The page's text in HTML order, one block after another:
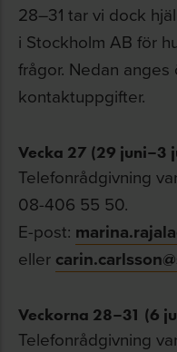
28–31 tar vi dock
i Stockholm AB för
frågor. Nedan
kontaktuppgifter.
Vecka 27 (29 juni–3
Telefonrådgivning
08-406 55 50.
E-post:
eller
Veckorna 28–31 (6
Telefonrådgivning